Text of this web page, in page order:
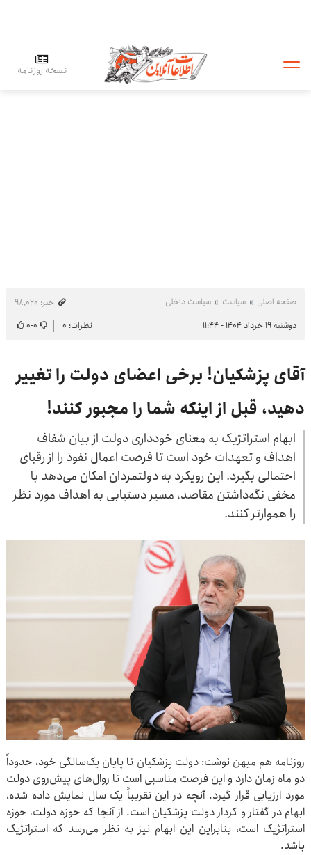
نسخه روزنامه
صفحه اصلی سیاست سیاست داخلی
خبر: ۹۸٬۰۲۰
دوشنبه ۱۹ خرداد ۱۴۰۴ - ۱۱:۴۴
نظرات: ۰ ۰-۰
آقای پزشکیان! برخی اعضای دولت را تغییر
دهید، قبل از اینکه شما را مجبور کنند!
ابهام استراتژیک به معنای خودداری دولت از بیان شفاف
اهداف و تعهدات خود است تا فرصت اعمال نفوذ را از رقبای
احتمالی بگیرد. این رویکرد به دولتمردان امکان می‌دهد با
مخفی نگه‌داشتن مقاصد، مسیر دستیابی به اهداف مورد نظر
را هموارتر کنند.
روزنامه هم میهن نوشت: دولت پزشکیان تا پایان یک‌سالگی خود، حدوداً
دو ماه زمان دارد و این فرصت مناسبی است تا روال‌های پیش‌روی دولت
مورد ارزیابی قرار گیرد. آنچه در این تقریباً یک سال نمایش داده شده،
ابهام در گفتار و کردار دولت پزشکیان است. از آنجا که حوزه دولت، حوزه
استراتژیک است، بنابراین این ابهام نیز به نظر می‌رسد که استراتژیک
باشد.